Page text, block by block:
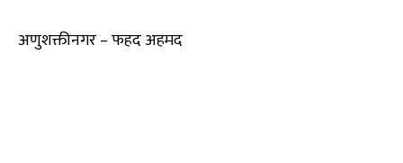
अणुशक्तीनगर – फहद अहमद